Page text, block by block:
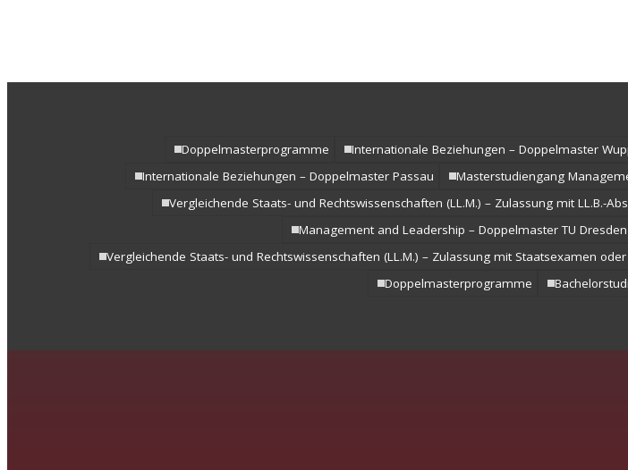
Doppelmasterprogramme Internationale Beziehungen – Doppelmaster
Internationale Beziehungen – Doppelmaster Passau
Masterstudiengang
Vergleichende Staats- und Rechtswissenschaften (LL.M.) – Zulassung mit LL.B.-
Management and Leadership – Doppelmaster TU Dresden
Vergleichende Staats- und Rechtswissenschaften (LL.M.) – Zulassung mit Staatsexamen oder
Doppelmasterprogramme